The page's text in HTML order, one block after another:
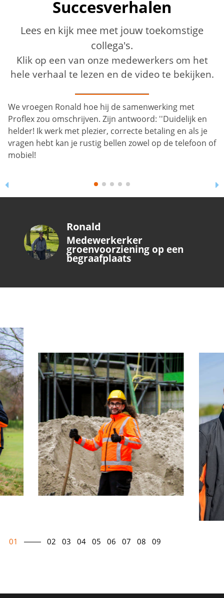
Succesverhalen
Lees en kijk mee met jouw toekomstige
collega's.
Klik op een van onze medewerkers om het
hele verhaal te lezen en de video te bekijken.
We vroegen Ronald hoe hij de samenwerking met
Proflex zou omschrijven. Zijn antwoord: ''Duidelijk en
helder! Ik werk met plezier, correcte betaling en als je
vragen hebt kan je rustig bellen zowel op de telefoon of
mobiel!
Ronald
Medewerkerker
groenvoorziening op een
begraafplaats
01 02 03 04 05 06 07 08 09